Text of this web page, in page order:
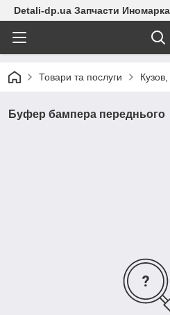
Detali-dp.ua Запчасти
Товари та послуги
Буфер бампера переднього